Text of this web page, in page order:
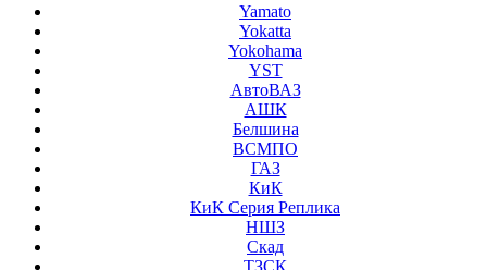
Yamato
Yokatta
Yokohama
YST
АвтоВАЗ
АШК
Белшина
ВСМПО
ГАЗ
КиК
КиК Серия Реплика
НШЗ
Скад
ТЗСК